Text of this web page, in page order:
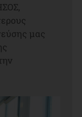
μας